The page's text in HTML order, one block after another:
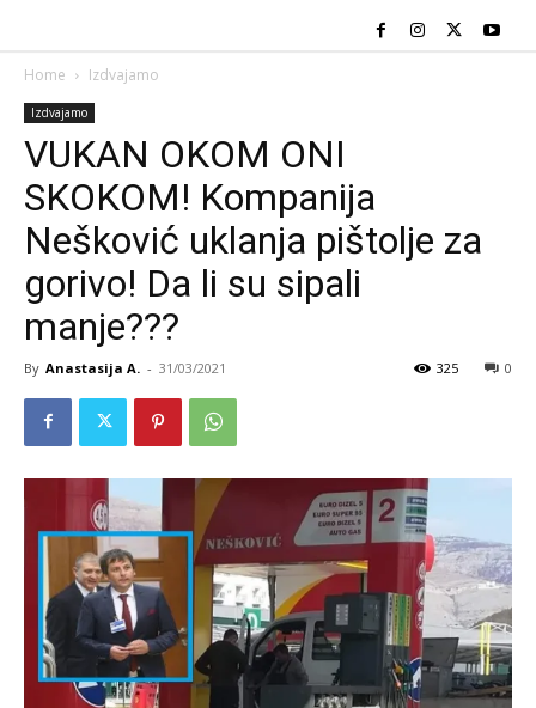
Home Izdvajamo
Izdvajamo
VUKAN OKOM ONI
SKOKOM! Kompanija
Nešković uklanja pištolje za
gorivo! Da li su sipali
manje???
By Anastasija A. - 31/03/2021 0
325